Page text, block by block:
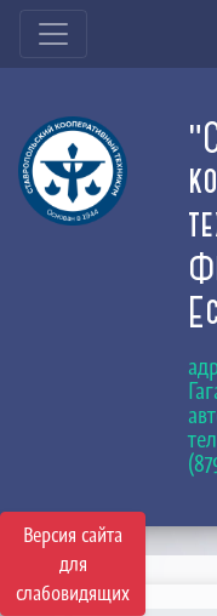
Версия сайта
для
слабовидящих